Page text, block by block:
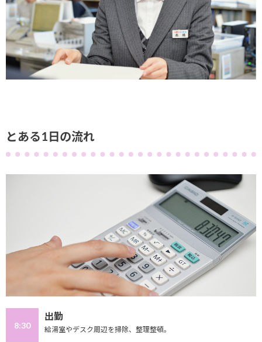
とある1日の流れ
8:30
出勤
給湯室やデスク周辺を掃除、整理整頓。